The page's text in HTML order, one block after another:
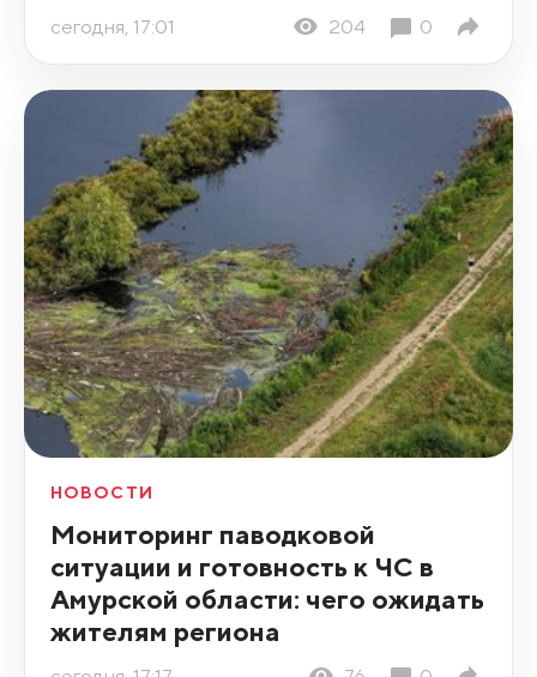
сегодня, 17:01 204 0
НОВОСТИ
Мониторинг паводковой
ситуации и готовность к ЧС в
Амурской области: чего ожидать
жителям региона